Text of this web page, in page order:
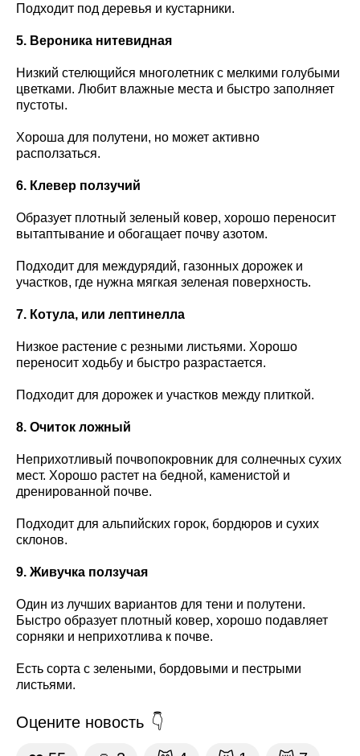
Подходит под деревья и кустарники.
5. Вероника нитевидная
Низкий стелющийся многолетник с мелкими голубыми
цветками. Любит влажные места и быстро заполняет
пустоты.
Хороша для полутени, но может активно
расползаться.
6. Клевер ползучий
Образует плотный зеленый ковер, хорошо переносит
вытаптывание и обогащает почву азотом.
Подходит для междурядий, газонных дорожек и
участков, где нужна мягкая зеленая поверхность.
7. Котула, или лептинелла
Низкое растение с резными листьями. Хорошо
переносит ходьбу и быстро разрастается.
Подходит для дорожек и участков между плиткой.
8. Очиток ложный
Неприхотливый почвопокровник для солнечных сухих
мест. Хорошо растет на бедной, каменистой и
дренированной почве.
Подходит для альпийских горок, бордюров и сухих
склонов.
9. Живучка ползучая
Один из лучших вариантов для тени и полутени.
Быстро образует плотный ковер, хорошо подавляет
сорняки и неприхотлива к почве.
Есть сорта с зелеными, бордовыми и пестрыми
листьями.
Оцените новость